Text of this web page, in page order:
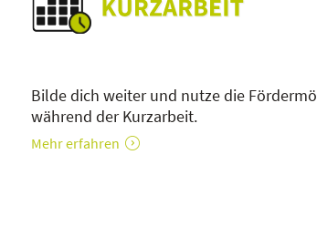
Bilde dich weiter und nutze die
während der Kurzarbeit.
Mehr erfahren